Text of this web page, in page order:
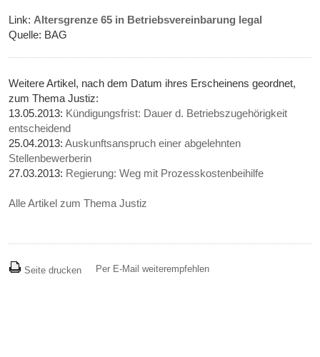
Link: Altersgrenze 65 in Betriebsvereinbarung legal
Quelle: BAG
Weitere Artikel, nach dem Datum ihres Erscheinens geordnet,
zum Thema Justiz:
13.05.2013: Kündigungsfrist: Dauer d. Betriebszugehörigkeit
entscheidend
25.04.2013:Auskunftsanspruch einer abgelehnten
Stellenbewerberin
27.03.2013: Regierung: Weg mit Prozesskostenbeihilfe
Alle Artikel zum Thema Justiz
Seite drucken Per E-Mail weiterempfehlen